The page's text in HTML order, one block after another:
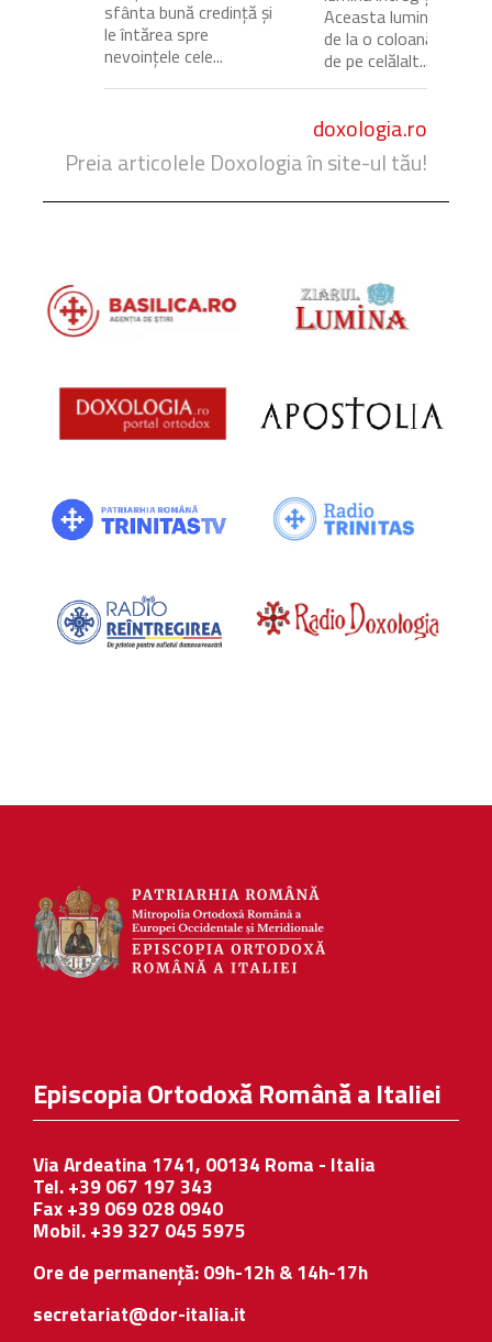
sfânta bună credință și
le întărea spre
nevoințele cele...
Aceasta lumină venea
de la o coloană de foc
de pe celălalt...
doxologia.ro
Preia articolele Doxologia în site-ul tău!
Episcopia Ortodoxă Română a Italiei
Via Ardeatina 1741, 00134 Roma - Italia
Tel. +39 067 197 343
Fax +39 069 028 0940
Mobil. +39 327 045 5975
Ore de permanență: 09h-12h & 14h-17h
secretariat@dor-italia.it